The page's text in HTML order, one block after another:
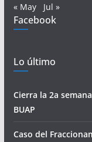
« May Jul »
Facebook
Lo último
Cierra la 2a
BUAP
Caso del